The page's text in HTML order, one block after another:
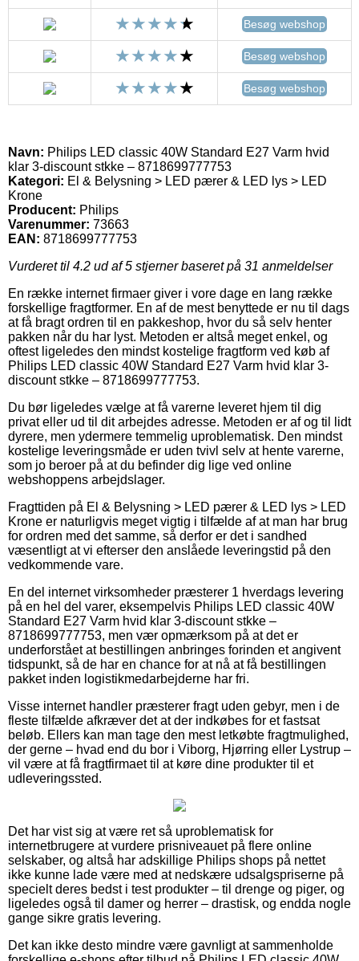
Besøg webshop
Besøg webshop
Besøg webshop
Navn: Philips LED classic 40W Standard E27 Varm hvid
klar 3-discount stkke – 8718699777753
Kategori: El & Belysning > LED pærer & LED lys > LED
Krone
Producent: Philips
Varenummer: 73663
EAN: 8718699777753
Vurderet til 4.2 ud af 5 stjerner baseret på 31 anmeldelser
En række internet firmaer giver i vore dage en lang række
forskellige fragtformer. En af de mest benyttede er nu til dags
at få bragt ordren til en pakkeshop, hvor du så selv henter
pakken når du har lyst. Metoden er altså meget enkel, og
oftest ligeledes den mindst kostelige fragtform ved køb af
Philips LED classic 40W Standard E27 Varm hvid klar 3-
discount stkke – 8718699777753.
Du bør ligeledes vælge at få varerne leveret hjem til dig
privat eller ud til dit arbejdes adresse. Metoden er af og til lidt
dyrere, men ydermere temmelig uproblematisk. Den mindst
kostelige leveringsmåde er uden tvivl selv at hente varerne,
som jo beroer på at du befinder dig lige ved online
webshoppens arbejdslager.
Fragttiden på El & Belysning > LED pærer & LED lys > LED
Krone er naturligvis meget vigtig i tilfælde af at man har brug
for ordren med det samme, så derfor er det i sandhed
væsentligt at vi efterser den anslåede leveringstid på den
vedkommende vare.
En del internet virksomheder præsterer 1 hverdags levering
på en hel del varer, eksempelvis Philips LED classic 40W
Standard E27 Varm hvid klar 3-discount stkke –
8718699777753, men vær opmærksom på at det er
underforstået at bestillingen anbringes forinden et angivent
tidspunkt, så de har en chance for at nå at få bestillingen
pakket inden logistikmedarbejderne har fri.
Visse internet handler præsterer fragt uden gebyr, men i de
fleste tilfælde afkræver det at der indkøbes for et fastsat
beløb. Ellers kan man tage den mest letkøbte fragtmulighed,
der gerne – hvad end du bor i Viborg, Hjørring eller Lystrup –
vil være at få fragtfirmaet til at køre dine produkter til et
udleveringssted.
Det har vist sig at være ret så uproblematisk for
internetbrugere at vurdere prisniveauet på flere online
selskaber, og altså har adskillige Philips shops på nettet
ikke kunne lade være med at nedskære udsalgspriserne på
specielt deres bedst i test produkter – til drenge og piger, og
ligeledes også til damer og herrer – drastisk, og endda nogle
gange sikre gratis levering.
Det kan ikke desto mindre være gavnligt at sammenholde